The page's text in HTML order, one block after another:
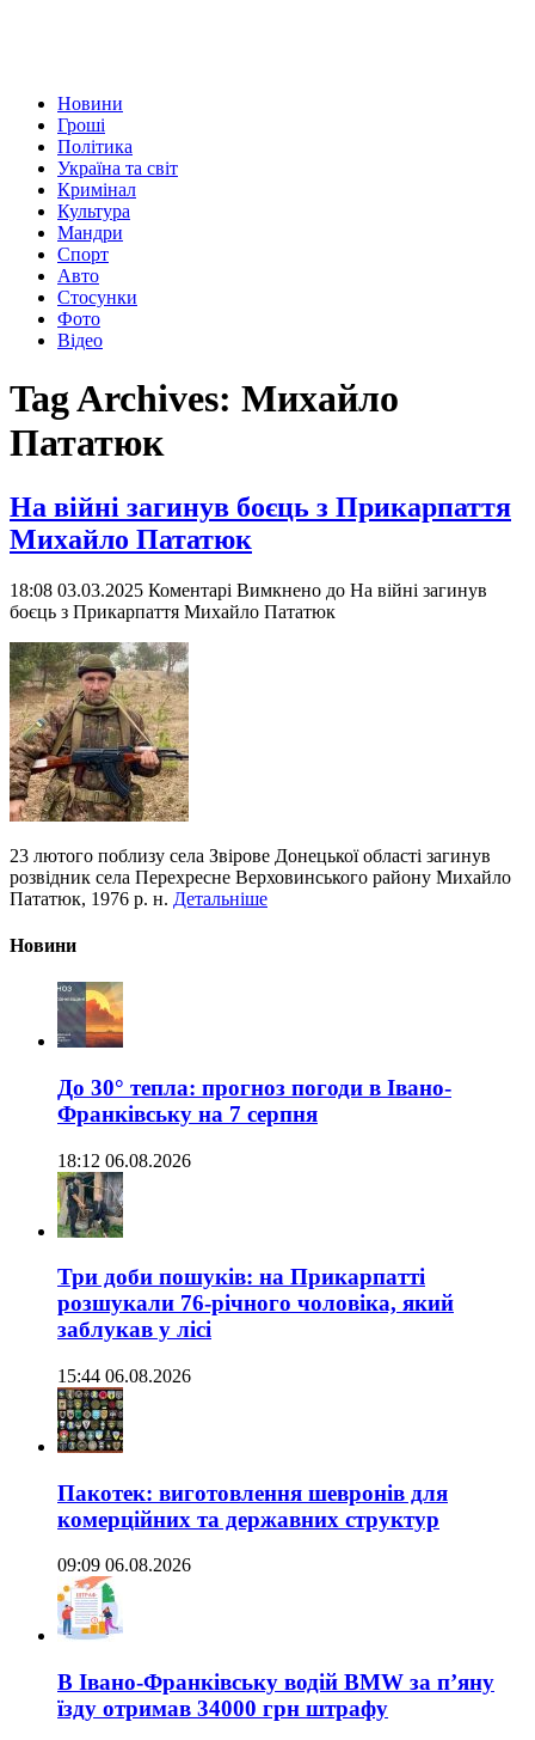
Новини
Гроші
Політика
Україна та світ
Кримінал
Культура
Мандри
Спорт
Авто
Стосунки
Фото
Відео
Tag Archives: Михайло
Пататюк
На війні загинув боєць з Прикарпаття
Михайло Пататюк
18:08 03.03.2025 Коментарі Вимкнено до На війні загинув
боєць з Прикарпаття Михайло Пататюк
23 лютого поблизу села Звірове Донецької області загинув
розвідник села Перехресне Верховинського району Михайло
Пататюк, 1976 р. н. Детальніше
Новини
До 30° тепла: прогноз погоди в Івано-
Франківську на 7 серпня
18:12 06.08.2026
Три доби пошуків: на Прикарпатті
розшукали 76-річного чоловіка, який
заблукав у лісі
15:44 06.08.2026
Пакотек: виготовлення шевронів для
комерційних та державних структур
09:09 06.08.2026
В Івано-Франківську водій BMW за п’яну
їзду отримав 34000 грн штрафу